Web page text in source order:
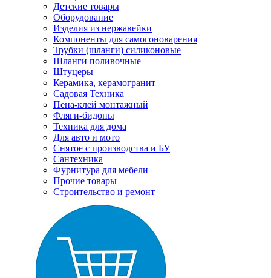
Детские товары
Оборудование
Изделия из нержавейки
Компоненты для самогоноварения
Трубки (шланги) силиконовые
Шланги поливочные
Штуцеры
Керамика, керамогранит
Садовая Техника
Пена-клей монтажный
Фляги-бидоны
Техника для дома
Для авто и мото
Снятое с производства и БУ
Сантехника
Фурнитура для мебели
Прочие товары
Строительство и ремонт